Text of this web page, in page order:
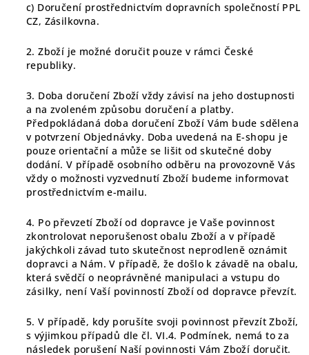
c) Doručení prostřednictvím dopravních společností PPL
CZ, Zásilkovna.
2. Zboží je možné doručit pouze v rámci České
republiky.
3. Doba doručení Zboží vždy závisí na jeho dostupnosti
a na zvoleném způsobu doručení a platby.
Předpokládaná doba doručení Zboží Vám bude sdělena
v potvrzení Objednávky. Doba uvedená na E-shopu je
pouze orientační a může se lišit od skutečné doby
dodání. V případě osobního odběru na provozovně Vás
vždy o možnosti vyzvednutí Zboží budeme informovat
prostřednictvím e-mailu.
4. Po převzetí Zboží od dopravce je Vaše povinnost
zkontrolovat neporušenost obalu Zboží a v případě
jakýchkoli závad tuto skutečnost neprodleně oznámit
dopravci a Nám. V případě, že došlo k závadě na obalu,
která svědčí o neoprávněné manipulaci a vstupu do
zásilky, není Vaší povinností Zboží od dopravce převzít.
5. V případě, kdy porušíte svoji povinnost převzít Zboží,
s výjimkou případů dle čl. VI.4. Podmínek, nemá to za
následek porušení Naší povinnosti Vám Zboží doručit.